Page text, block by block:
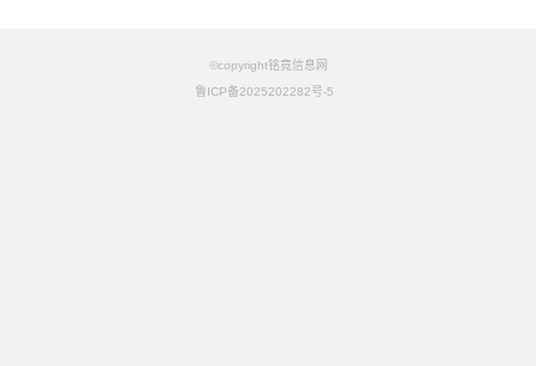
©copyright铭竟信息网
鲁ICP备2025202282号-5